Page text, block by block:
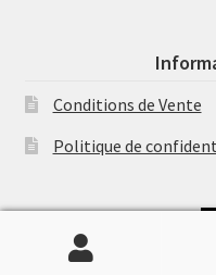
Conditions de Vente
Politique de
Recherche
Recherche